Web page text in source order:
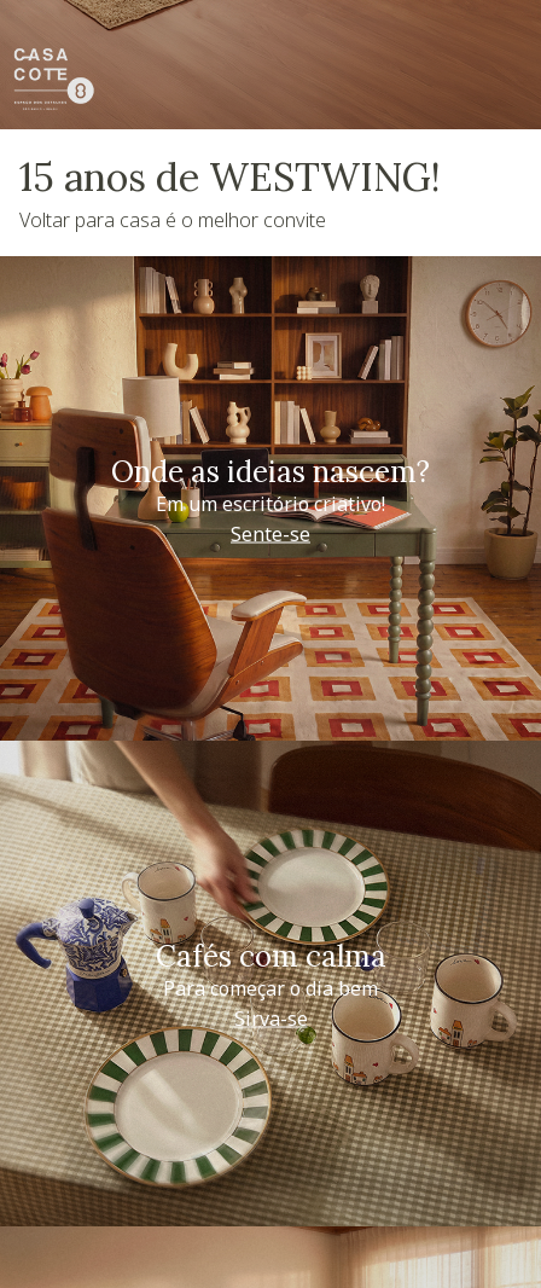
15 anos de WESTWING!
Voltar para casa é o melhor convite
Onde as ideias nascem?
Em um escritório criativo!
Sente-se
Cafés com calma
Para começar o dia bem
Sirva-se